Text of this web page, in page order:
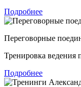
Подробнее
Переговорные
Тренировка ведения
Подробнее